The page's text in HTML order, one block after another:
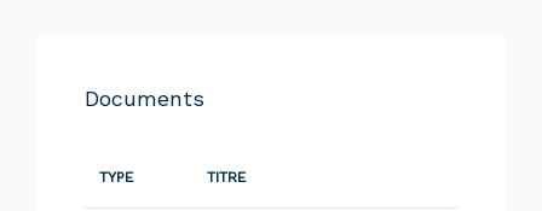
Documents
TYPE TITRE